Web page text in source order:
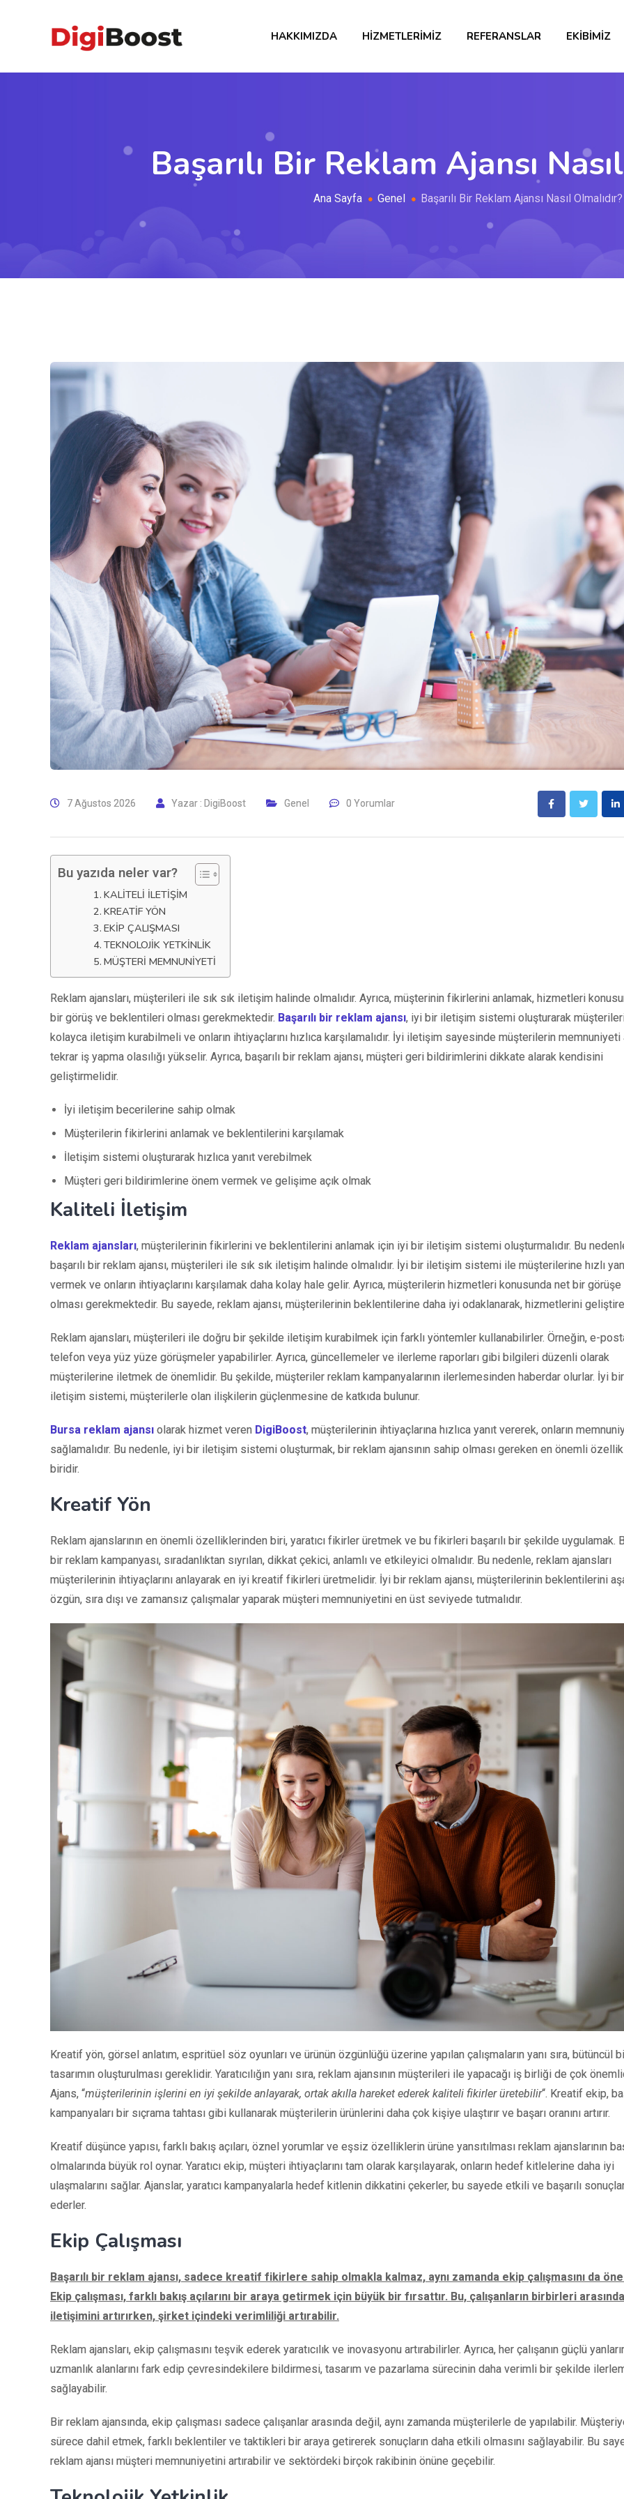
HAKKIMIZDA HIZMETLERIMIZ REFERANSLAR EKIBIMIZ
Başarılı Bir Reklam Ajansı
Ana Sayfa Genel Başarılı Bir Reklam Ajansı Nasıl Olmalıdır?
7 Ağustos 2026 Yazar : DigiBoost Genel 0 Yorumlar
Bu yazıda neler var?
KALITELI İLETIŞIM
KREATIF YÖN
EKIP ÇALIŞMASI
TEKNOLOJIK YETKINLIK
MÜŞTERI MEMNUNIYETI
Reklam ajansları, müşterileri ile sık sık iletişim halinde olmalıdır. Ayrıca, müşterinin fikirlerini anlamak, hizmetleri
bir görüş ve beklentileri olması gerekmektedir. Başarılı bir reklam ajansı, iyi bir iletişim sistemi oluşturarak
kolayca iletişim kurabilmeli ve onların ihtiyaçlarını hızlıca karşılamalıdır. İyi iletişim sayesinde müşterilerin
tekrar iş yapma olasılığı yükselir. Ayrıca, başarılı bir reklam ajansı, müşteri geri bildirimlerini dikkate alarak kendisini
geliştirmelidir.
İyi iletişim becerilerine sahip olmak
Müşterilerin fikirlerini anlamak ve beklentilerini karşılamak
İletişim sistemi oluşturarak hızlıca yanıt verebilmek
Müşteri geri bildirimlerine önem vermek ve gelişime açık olmak
Kaliteli İletişim
Reklam ajansları, müşterilerinin fikirlerini ve beklentilerini anlamak için iyi bir iletişim sistemi oluşturmalıdır. Bu
başarılı bir reklam ajansı, müşterileri ile sık sık iletişim halinde olmalıdır. İyi bir iletişim sistemi ile müşterilerine hızlı
vermek ve onların ihtiyaçlarını karşılamak daha kolay hale gelir. Ayrıca, müşterilerin hizmetleri konusunda net bir
olması gerekmektedir. Bu sayede, reklam ajansı, müşterilerinin beklentilerine daha iyi odaklanarak, hizmetlerini
Reklam ajansları, müşterileri ile doğru bir şekilde iletişim kurabilmek için farklı yöntemler kullanabilirler. Örneğin, e-
telefon veya yüz yüze görüşmeler yapabilirler. Ayrıca, güncellemeler ve ilerleme raporları gibi bilgileri düzenli olarak
müşterilerine iletmek de önemlidir. Bu şekilde, müşteriler reklam kampanyalarının ilerlemesinden haberdar olurlar. İyi bir
iletişim sistemi, müşterilerle olan ilişkilerin güçlenmesine de katkıda bulunur.
Bursa reklam ajansı olarak hizmet veren DigiBoost, müşterilerinin ihtiyaçlarına hızlıca yanıt vererek, onların
sağlamalıdır. Bu nedenle, iyi bir iletişim sistemi oluşturmak, bir reklam ajansının sahip olması gereken en önemli
biridir.
Kreatif Yön
Reklam ajanslarının en önemli özelliklerinden biri, yaratıcı fikirler üretmek ve bu fikirleri başarılı bir şekilde uygulamak.
bir reklam kampanyası, sıradanlıktan sıyrılan, dikkat çekici, anlamlı ve etkileyici olmalıdır. Bu nedenle, reklam ajansları
müşterilerinin ihtiyaçlarını anlayarak en iyi kreatif fikirleri üretmelidir. İyi bir reklam ajansı, müşterilerinin beklentilerini
özgün, sıra dışı ve zamansız çalışmalar yaparak müşteri memnuniyetini en üst seviyede tutmalıdır.
Kreatif yön, görsel anlatım, espritüel söz oyunları ve ürünün özgünlüğü üzerine yapılan çalışmaların yanı sıra, bütüncül
tasarımın oluşturulması gereklidir. Yaratıcılığın yanı sıra, reklam ajansının müşterileri ile yapacağı iş birliği de çok
Ajans, “müşterilerinin işlerini en iyi şekilde anlayarak, ortak akılla hareket ederek kaliteli fikirler üretebilir“. Kreatif ekip,
kampanyaları bir sıçrama tahtası gibi kullanarak müşterilerin ürünlerini daha çok kişiye ulaştırır ve başarı oranını artırır.
Kreatif düşünce yapısı, farklı bakış açıları, öznel yorumlar ve eşsiz özelliklerin ürüne yansıtılması reklam ajanslarının
olmalarında büyük rol oynar. Yaratıcı ekip, müşteri ihtiyaçlarını tam olarak karşılayarak, onların hedef kitlelerine daha iyi
ulaşmalarını sağlar. Ajanslar, yaratıcı kampanyalarla hedef kitlenin dikkatini çekerler, bu sayede etkili ve başarılı
ederler.
Ekip Çalışması
Başarılı bir reklam ajansı, sadece kreatif fikirlere sahip olmakla kalmaz, aynı zamanda ekip çalışmasını da
Ekip çalışması, farklı bakış açılarını bir araya getirmek için büyük bir fırsattır. Bu, çalışanların birbirleri arasında
iletişimini artırırken, şirket içindeki verimliliği artırabilir.
Reklam ajansları, ekip çalışmasını teşvik ederek yaratıcılık ve inovasyonu artırabilirler. Ayrıca, her çalışanın güçlü
uzmanlık alanlarını fark edip çevresindekilere bildirmesi, tasarım ve pazarlama sürecinin daha verimli bir şekilde
sağlayabilir.
Bir reklam ajansında, ekip çalışması sadece çalışanlar arasında değil, aynı zamanda müşterilerle de yapılabilir.
sürece dahil etmek, farklı beklentiler ve taktikleri bir araya getirerek sonuçların daha etkili olmasını sağlayabilir. Bu
reklam ajansı müşteri memnuniyetini artırabilir ve sektördeki birçok rakibinin önüne geçebilir.